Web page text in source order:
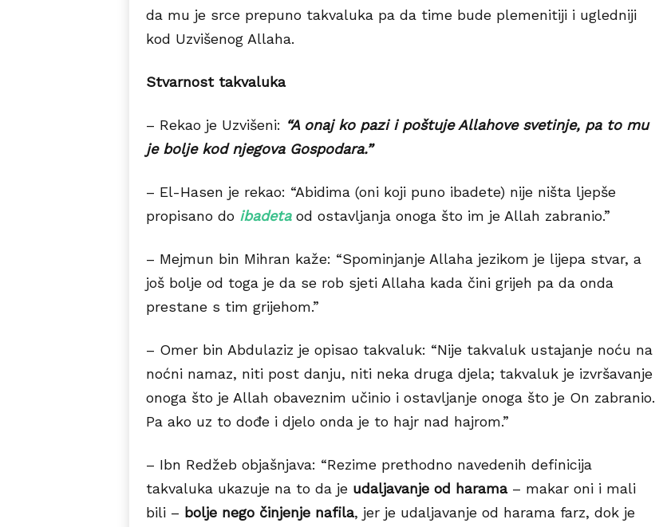
da mu je srce prepuno takvaluka pa da time bude plemenitiji i ugledniji
kod Uzvišenog Allaha.
Stvarnost takvaluka
– Rekao je Uzvišeni: “A onaj ko pazi i poštuje Allahove svetinje, pa to mu
je bolje kod njegova Gospodara.”
– El-Hasen je rekao: “Abidima (oni koji puno ibadete) nije ništa ljepše
propisano do ibadeta od ostavljanja onoga što im je Allah zabranio.”
– Mejmun bin Mihran kaže: “Spominjanje Allaha jezikom je lijepa stvar, a
još bolje od toga je da se rob sjeti Allaha kada čini grijeh pa da onda
prestane s tim grijehom.”
– Omer bin Abdulaziz je opisao takvaluk: “Nije takvaluk ustajanje noću na
noćni namaz, niti post danju, niti neka druga djela; takvaluk je izvršavanje
onoga što je Allah obaveznim učinio i ostavljanje onoga što je On zabranio.
Pa ako uz to dođe i djelo onda je to hajr nad hajrom.”
– Ibn Redžeb objašnjava: “Rezime prethodno navedenih definicija
takvaluka ukazuje na to da je udaljavanje od harama– makar oni i mali
bili – bolje nego činjenje nafila, jer je udaljavanje od harama farz, dok je